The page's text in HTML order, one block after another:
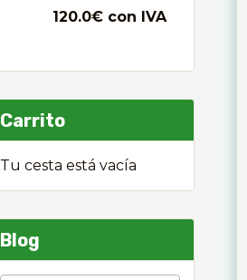
120.0€ con IVA
Carrito
Tu cesta está vacía
Blog